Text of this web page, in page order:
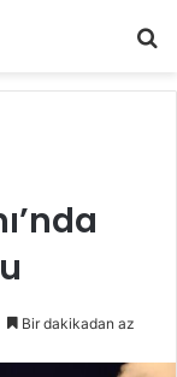
Bir dakikadan az